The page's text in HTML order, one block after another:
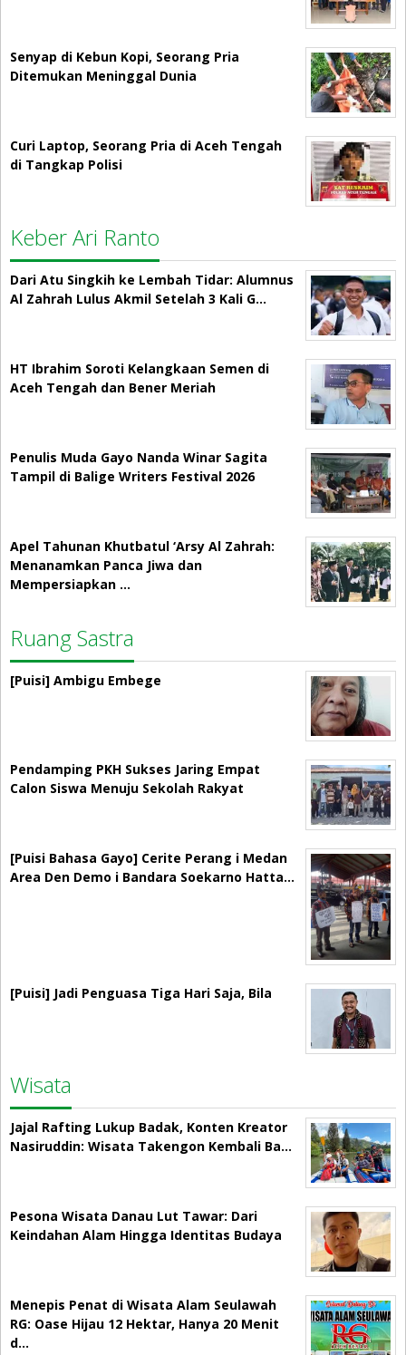
Senyap di Kebun Kopi, Seorang Pria
Ditemukan Meninggal Dunia
Curi Laptop, Seorang Pria di Aceh Tengah
di Tangkap Polisi
Keber Ari Ranto
Dari Atu Singkih ke Lembah Tidar: Alumnus
Al Zahrah Lulus Akmil Setelah 3 Kali G…
HT Ibrahim Soroti Kelangkaan Semen di
Aceh Tengah dan Bener Meriah
Penulis Muda Gayo Nanda Winar Sagita
Tampil di Balige Writers Festival 2026
Apel Tahunan Khutbatul ‘Arsy Al Zahrah:
Menanamkan Panca Jiwa dan
Mempersiapkan …
Ruang Sastra
[Puisi] Ambigu Embege
Pendamping PKH Sukses Jaring Empat
Calon Siswa Menuju Sekolah Rakyat
[Puisi Bahasa Gayo] Cerite Perang i Medan
Area Den Demo i Bandara Soekarno Hatta…
[Puisi] Jadi Penguasa Tiga Hari Saja, Bila
Wisata
Jajal Rafting Lukup Badak, Konten Kreator
Nasiruddin: Wisata Takengon Kembali Ba…
Pesona Wisata Danau Lut Tawar: Dari
Keindahan Alam Hingga Identitas Budaya
Menepis Penat di Wisata Alam Seulawah
RG: Oase Hijau 12 Hektar, Hanya 20 Menit
d…